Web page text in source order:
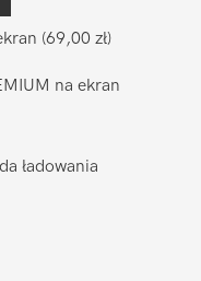
(69,00 zł)
na ekran
ładowania